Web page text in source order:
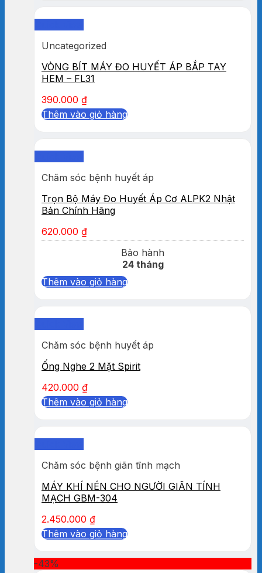
Uncategorized
VÒNG BÍT MÁY ĐO HUYẾT ÁP BẮP TAY
HEM – FL31
390.000 ₫
Thêm vào giỏ hàng
Chăm sóc bệnh huyết áp
Trọn Bộ Máy Đo Huyết Áp Cơ ALPK2 Nhật
Bản Chính Hãng
620.000 ₫
Bảo hành
24 tháng
Thêm vào giỏ hàng
Chăm sóc bệnh huyết áp
Ống Nghe 2 Mặt Spirit
420.000 ₫
Thêm vào giỏ hàng
Chăm sóc bệnh giãn tĩnh mạch
MÁY KHÍ NÉN CHO NGƯỜI GIÃN TÍNH
MẠCH GBM-304
2.450.000 ₫
Thêm vào giỏ hàng
-43%